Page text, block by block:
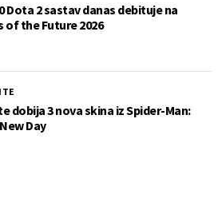
Dota 2 sastav danas debituje na
of the Future 2026
dobija 3 nova skina iz Spider-Man:
Day